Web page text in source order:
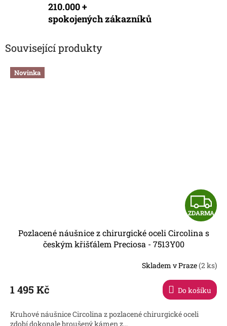
210.000 +
spokojených zákazníků
Související produkty
Novinka
Z
D
R
ZDARMA
Pozlacené náušnice z chirurgické oceli Circolina s
českým křišťálem Preciosa - 7513Y00
Skladem v Praze(2 ks)
1 495 Kč Do košíku
Kruhové náušnice Circolina z pozlacené chirurgické oceli
zdobí dokonale broušený kámen z...